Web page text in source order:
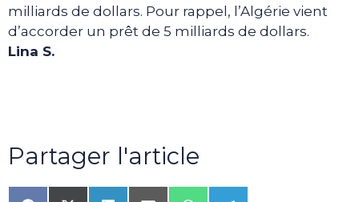
milliards de dollars. Pour rappel, l’Algérie vient
d’accorder un prêt de 5 milliards de dollars.
Lina S.
Partager l'article